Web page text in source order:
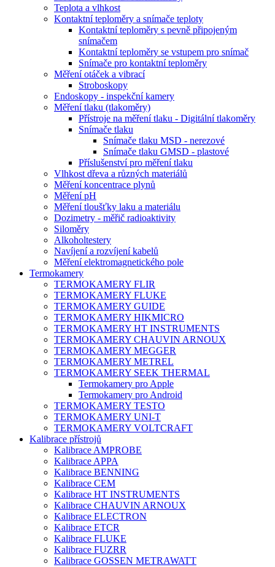
Teplota a vlhkost
Kontaktní teploměry a snímače teploty
Kontaktní teploměry s pevně připojeným
snímačem
Kontaktní teploměry se vstupem pro snímač
Snímače pro kontaktní teploměry
Měření otáček a vibrací
Stroboskopy
Endoskopy - inspekční kamery
Měření tlaku (tlakoměry)
Přístroje na měření tlaku - Digitální tlakoměry
Snímače tlaku
Snímače tlaku MSD - nerezové
Snímače tlaku GMSD - plastové
Příslušenství pro měření tlaku
Vlhkost dřeva a různých materiálů
Měření koncentrace plynů
Měření pH
Měření tloušťky laku a materiálu
Dozimetry - měřič radioaktivity
Siloměry
Alkoholtestery
Navíjení a rozvíjení kabelů
Měření elektromagnetického pole
Termokamery
TERMOKAMERY FLIR
TERMOKAMERY FLUKE
TERMOKAMERY GUIDE
TERMOKAMERY HIKMICRO
TERMOKAMERY HT INSTRUMENTS
TERMOKAMERY CHAUVIN ARNOUX
TERMOKAMERY MEGGER
TERMOKAMERY METREL
TERMOKAMERY SEEK THERMAL
Termokamery pro Apple
Termokamery pro Android
TERMOKAMERY TESTO
TERMOKAMERY UNI-T
TERMOKAMERY VOLTCRAFT
Kalibrace přístrojů
Kalibrace AMPROBE
Kalibrace APPA
Kalibrace BENNING
Kalibrace CEM
Kalibrace HT INSTRUMENTS
Kalibrace CHAUVIN ARNOUX
Kalibrace ELECTRON
Kalibrace ETCR
Kalibrace FLUKE
Kalibrace FUZRR
Kalibrace GOSSEN METRAWATT